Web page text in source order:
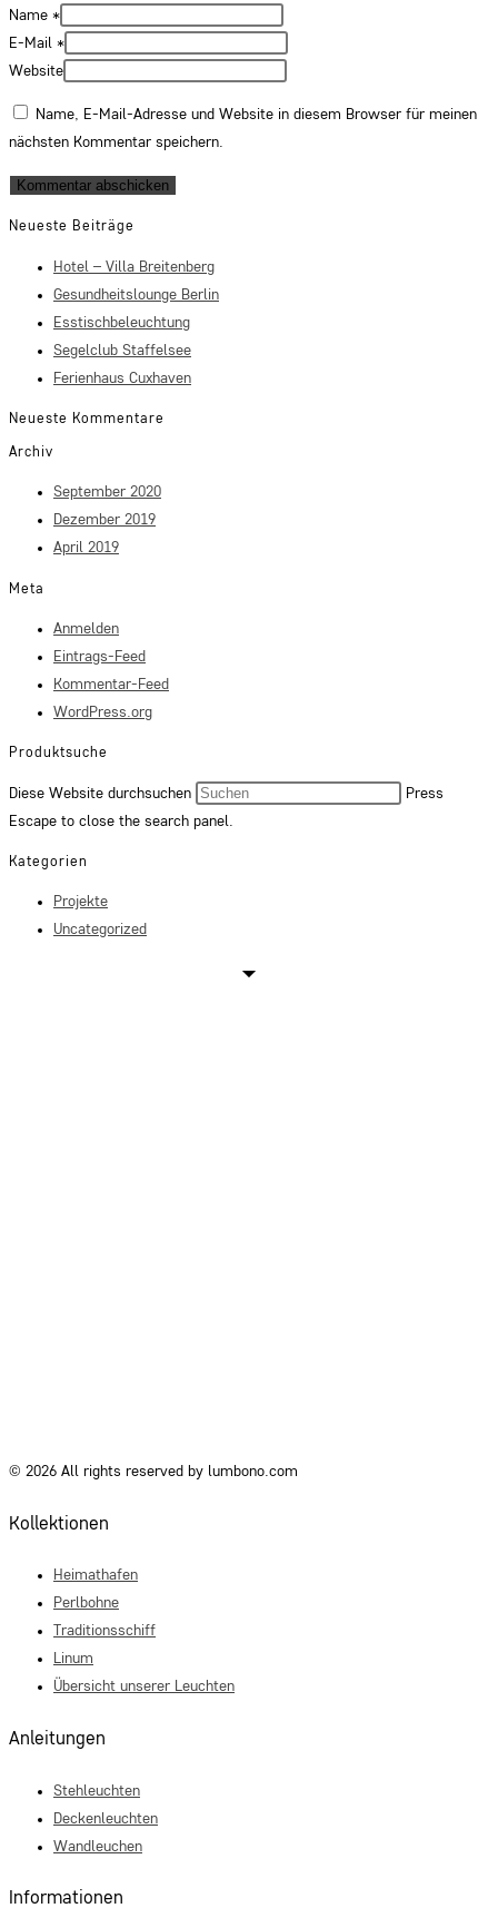
Name *
E-Mail *
Website
Name, E-Mail-Adresse und Website in diesem Browser für meinen
nächsten Kommentar speichern.
Neueste Beiträge
Hotel – Villa Breitenberg
Gesundheitslounge Berlin
Esstischbeleuchtung
Segelclub Staffelsee
Ferienhaus Cuxhaven
Neueste Kommentare
Archiv
September 2020
Dezember 2019
April 2019
Meta
Anmelden
Eintrags-Feed
Kommentar-Feed
WordPress.org
Produktsuche
Diese Website durchsuchen
Press
Escape to close the search panel.
Kategorien
Projekte
Uncategorized
© 2026 All rights reserved by lumbono.com
Kollektionen
Heimathafen
Perlbohne
Traditionsschiff
Linum
Übersicht unserer Leuchten
Anleitungen
Stehleuchten
Deckenleuchten
Wandleuchen
Informationen